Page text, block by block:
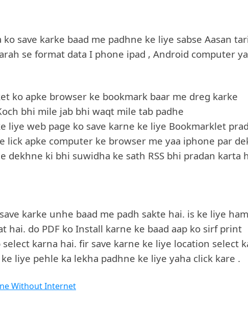
save karke baad me padhne ke liye sabse Aasan
se format data I phone ipad , Android computer
ko apke browser ke bookmark baar me dreg karke
bhi mile jab bhi waqt mile tab padhe
liye web page ko save karne ke liye Bookmarklet
lick apke computer ke browser me yaa iphone par
dekhne ki bhi suwidha ke sath RSS bhi pradan karta
karke unhe baad me padh sakte hai. is ke liye ham
hai. do PDF ko Install karne ke baad aap ko sirf print
karna hai. fir save karne ke liye location select
liye pehle ka lekha padhne ke liye yaha click kare .
Without Internet